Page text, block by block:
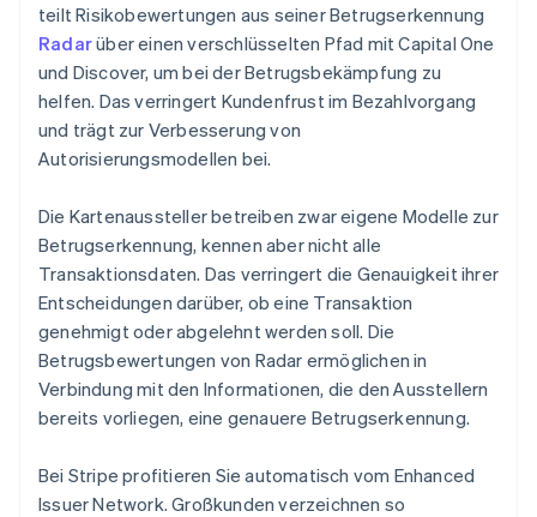
teilt Risikobewertungen aus seiner Betrugserkennung
Radarüber einen verschlüsselten Pfad mit Capital One
und Discover, um bei der Betrugsbekämpfung zu
helfen. Das verringert Kundenfrust im Bezahlvorgang
und trägt zur Verbesserung von
Autorisierungsmodellen bei.
Die Kartenaussteller betreiben zwar eigene Modelle zur
Betrugserkennung, kennen aber nicht alle
Transaktionsdaten. Das verringert die Genauigkeit ihrer
Entscheidungen darüber, ob eine Transaktion
genehmigt oder abgelehnt werden soll. Die
Betrugsbewertungen von Radar ermöglichen in
Verbindung mit den Informationen, die den Ausstellern
bereits vorliegen, eine genauere Betrugserkennung.
Bei Stripe profitieren Sie automatisch vom Enhanced
Issuer Network. Großkunden verzeichnen so